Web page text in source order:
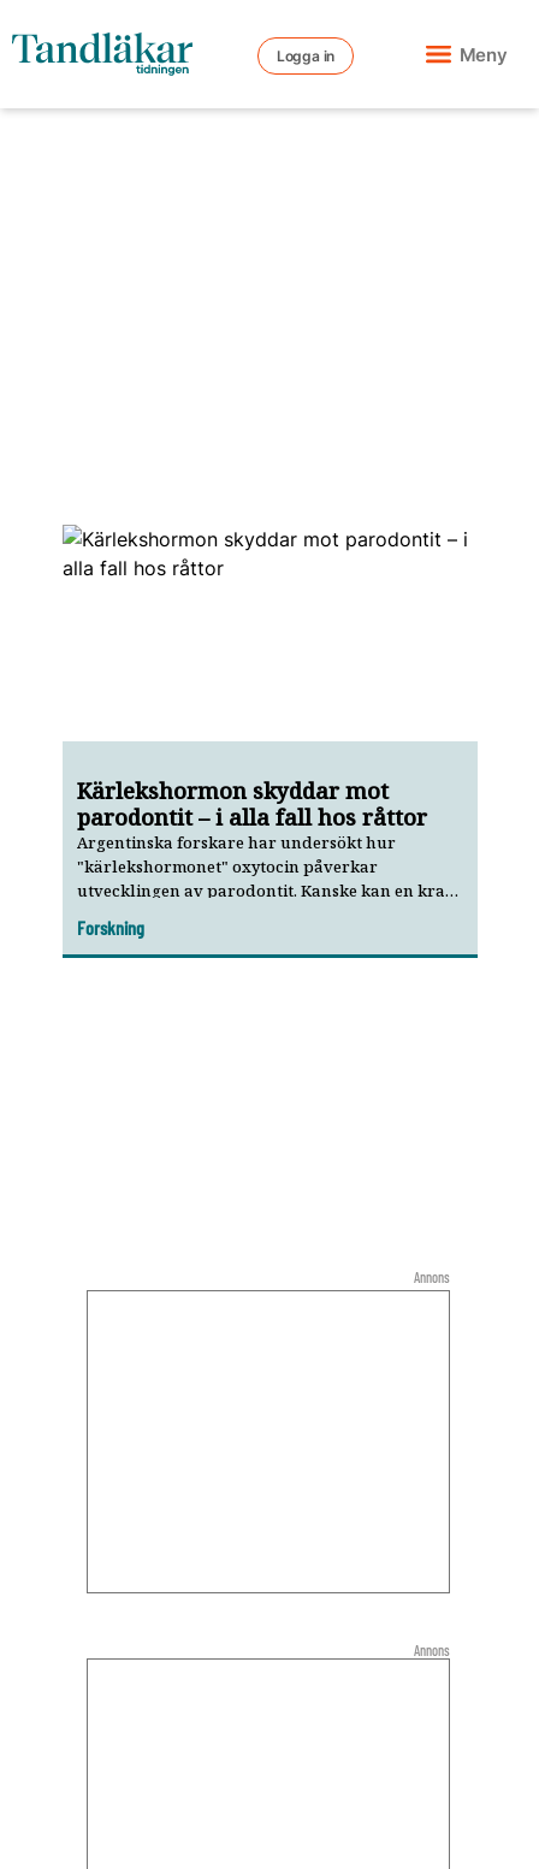
Logga in Meny
Kärlekshormon skyddar mot
parodontit – i alla fall hos råttor
Argentinska forskare har undersökt hur
"kärlekshormonet" oxytocin påverkar
utvecklingen av parodontit. Kanske kan en kram
munhälsan?
Forskning
Annons
Annons